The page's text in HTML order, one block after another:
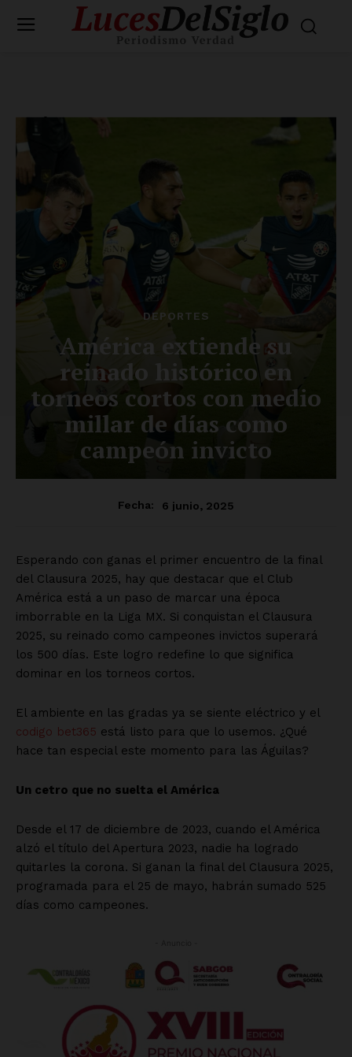
DEPORTES
América extiende su
reinado histórico en
torneos cortos con medio
millar de días como
campeón invicto
Fecha: 6 junio, 2025
Esperando con ganas el primer encuentro de la final
del Clausura 2025, hay que destacar que el Club
América está a un paso de marcar una época
imborrable en la Liga MX. Si conquistan el Clausura
2025, su reinado como campeones invictos superará
los 500 días. Este logro redefine lo que significa
dominar en los torneos cortos.
El ambiente en las gradas ya se siente eléctrico y el
codigo bet365 está listo para que lo usemos. ¿Qué
hace tan especial este momento para las Águilas?
Un cetro que no suelta el América
Desde el 17 de diciembre de 2023, cuando el América
alzó el título del Apertura 2023, nadie ha logrado
quitarles la corona. Si ganan la final del Clausura 2025,
programada para el 25 de mayo, habrán sumado 525
días como campeones.